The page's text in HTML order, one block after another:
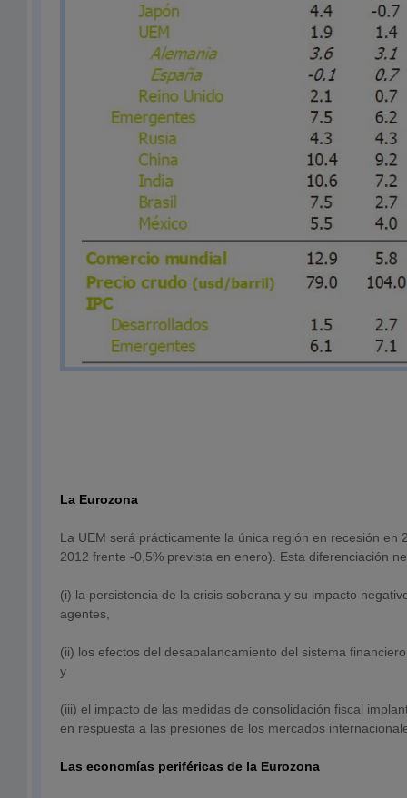
La Eurozona
La UEM será prácticamente la única región en recesión en
2012 frente -0,5% prevista en enero). Esta diferenciación
(i) la persistencia de la crisis soberana y su impacto
agentes,
(ii) los efectos del desapalancamiento del sistema
y
(iii) el impacto de las medidas de consolidación fiscal
en respuesta a las presiones de los mercados
Las economías periféricas de la Eurozona